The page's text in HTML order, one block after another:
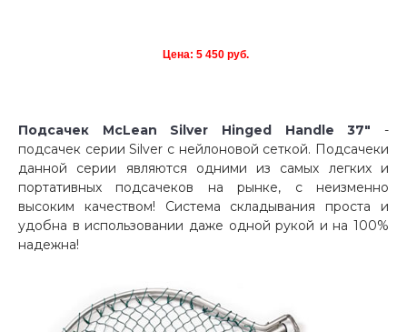
Цена: 5 450 руб.
Подсачек McLean Silver Hinged Handle 37" -
подсачек серии Silver с нейлоновой сеткой. Подсачеки
данной серии являются одними из самых легких и
портативных подсачеков на рынке, с неизменно
высоким качеством! Система складывания проста и
удобна в использовании даже одной рукой и на 100%
надежна!